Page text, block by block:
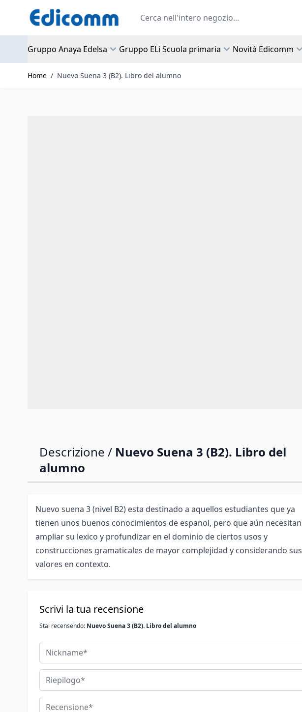
Search
Gruppo Anaya Edelsa Gruppo ELi Scuola primaria Novità Edicomm
Home / Nuevo Suena 3 (B2). Libro del alumno
Descrizione / Nuevo Suena 3 (B2). Libro del
alumno
Nuevo suena 3 (nivel B2) esta destinado a aquellos estudiantes que ya
tienen unos buenos conocimientos de espanol, pero que aún necesitan
ampliar su lexico y profundizar en el dominio de ciertos usos y
construcciones gramaticales de mayor complejidad y considerando sus
valores en contexto.
Scrivi la tua recensione
Stai recensendo: Nuevo Suena 3 (B2). Libro del alumno
Nickname
Riepilogo
Recensione